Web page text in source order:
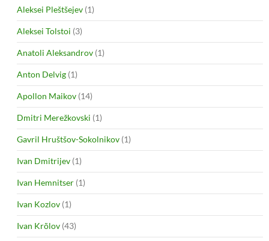
Aleksei Pleštšejev (1)
Aleksei Tolstoi (3)
Anatoli Aleksandrov (1)
Anton Delvig (1)
Apollon Maikov (14)
Dmitri Merežkovski (1)
Gavril Hruštšov-Sokolnikov (1)
Ivan Dmitrijev (1)
Ivan Hemnitser (1)
Ivan Kozlov (1)
Ivan Krõlov (43)